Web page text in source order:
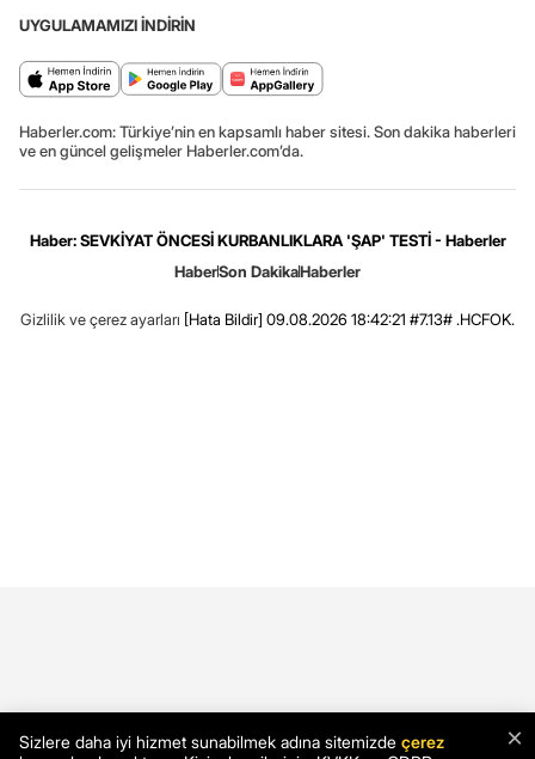
UYGULAMAMIZI İNDİRİN
Haberler.com: Türkiye’nin en kapsamlı haber sitesi. Son dakika haberleri
ve en güncel gelişmeler Haberler.com’da.
Haber: SEVKİYAT ÖNCESİ KURBANLIKLARA 'ŞAP' TESTİ - Haberler
HaberSon DakikaHaberler
Gizlilik ve çerez ayarları [Hata Bildir] 09.08.2026 18:42:21 #7.13# .HCFOK.
×
Sizlere daha iyi hizmet sunabilmek adına sitemizde çerez